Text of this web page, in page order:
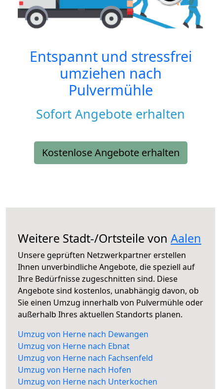
Entspannt und stressfrei
umziehen nach
Pulvermühle
Sofort Angebote erhalten
Kostenlose Angebote erhalten
Weitere Stadt-/Ortsteile von Aalen
Unsere geprüften Netzwerkpartner erstellen
Ihnen unverbindliche Angebote, die speziell auf
Ihre Bedürfnisse zugeschnitten sind. Diese
Angebote sind kostenlos, unabhängig davon, ob
Sie einen Umzug innerhalb von Pulvermühle oder
außerhalb Ihres aktuellen Standorts planen.
Umzug von Herne nach Dewangen
Umzug von Herne nach Ebnat
Umzug von Herne nach Fachsenfeld
Umzug von Herne nach Hofen
Umzug von Herne nach Unterkochen